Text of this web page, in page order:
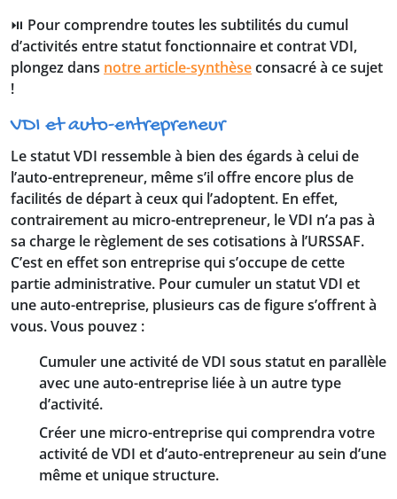
⏯️ Pour comprendre toutes les subtilités du cumul
d’activités entre statut fonctionnaire et contrat VDI,
plongez dans notre article-synthèseconsacré à ce sujet
!
VDI et auto-entrepreneur
Le statut VDI ressemble à bien des égards à celui de
l’auto-entrepreneur, même s’il offre encore plus de
facilités de départ à ceux qui l’adoptent. En effet,
contrairement au micro-entrepreneur, le VDI n’a pas à
sa charge le règlement de ses cotisations à l’URSSAF.
C’est en effet son entreprise qui s’occupe de cette
partie administrative. Pour cumuler un statut VDI et
une auto-entreprise, plusieurs cas de figure s’offrent à
vous. Vous pouvez :
Cumuler une activité de VDI sous statut en parallèle
avec une auto-entreprise liée à un autre type
d’activité.
Créer une micro-entreprise qui comprendra votre
activité de VDI et d’auto-entrepreneur au sein d’une
même et unique structure.